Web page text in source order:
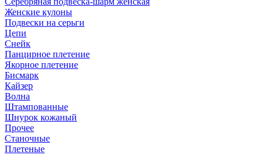
Женские кулоны
Подвески на серьги
Цепи
Снейк
Панцирное плетение
Якорное плетение
Бисмарк
Кайзер
Волна
Штампованные
Шнурок кожаный
Прочее
Станочные
Плетеные